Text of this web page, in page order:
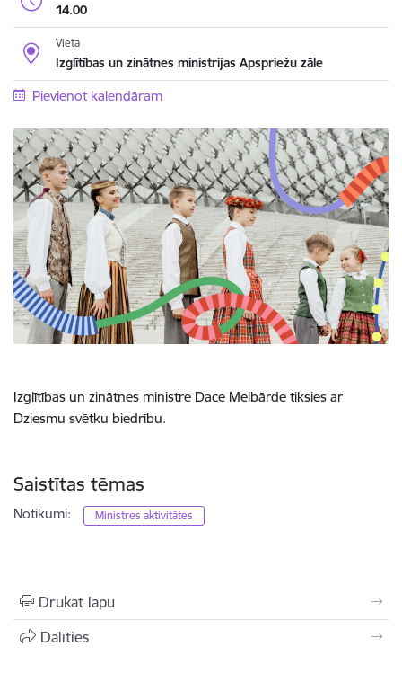
14.00
Vieta
Izglītības un zinātnes ministrijas Apspriežu zāle
Pievienot kalendāram
Izglītības un zinātnes ministre Dace Melbārde tiksies ar
Dziesmu svētku biedrību.
Saistītas tēmas
Notikumi: Ministres aktivitātes
Drukāt lapu
Dalīties